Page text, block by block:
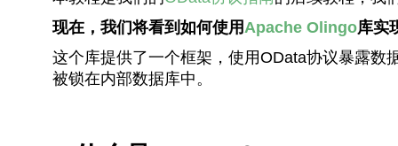
现在，我们将看到如何使用 Apache Olingo库实
这个库提供了一个框架，使用OData协议暴露数
被锁在内部数据库中。